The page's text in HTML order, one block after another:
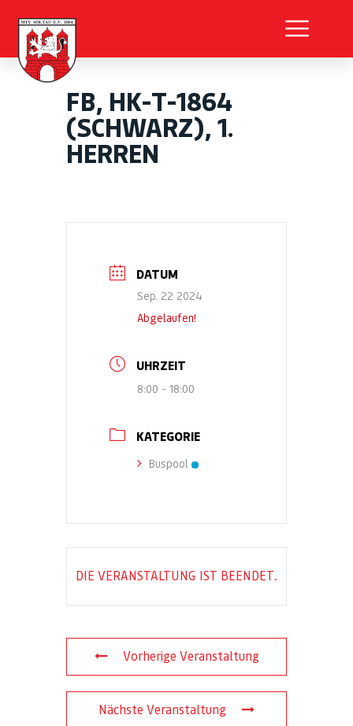
FB, HK-T-1864
(SCHWARZ), 1.
HERREN
DATUM
Sep. 22 2024
Abgelaufen!
UHRZEIT
8:00 - 18:00
KATEGORIE
Buspool
DIE VERANSTALTUNG IST BEENDET.
Vorherige Veranstaltung
Nächste Veranstaltung